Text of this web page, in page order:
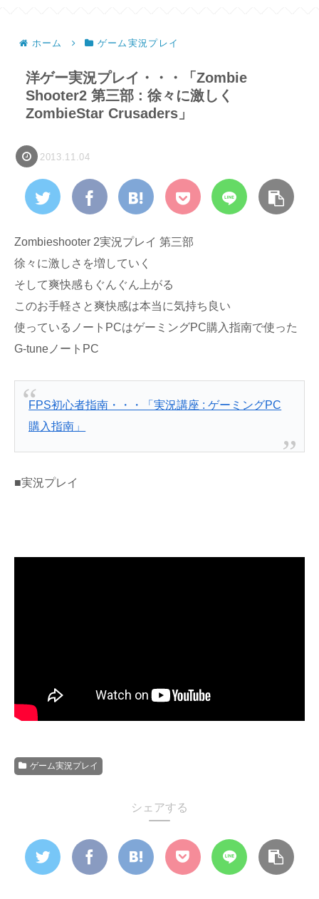
ホーム ゲーム実況プレイ
洋ゲー実況プレイ・・・「Zombie
Shooter2 第三部 : 徐々に激しく
ZombieStar Crusaders」
2013.11.04
Zombieshooter 2実況プレイ 第三部
徐々に激しさを増していく
そして爽快感もぐんぐん上がる
このお手軽さと爽快感は本当に気持ち良い
使っているノートPCはゲーミングPC購入指南で使った
G-tuneノートPC
FPS初心者指南・・・「実況講座 : ゲーミングPC
購入指南」
■実況プレイ
ゲーム実況プレイ
シェアする